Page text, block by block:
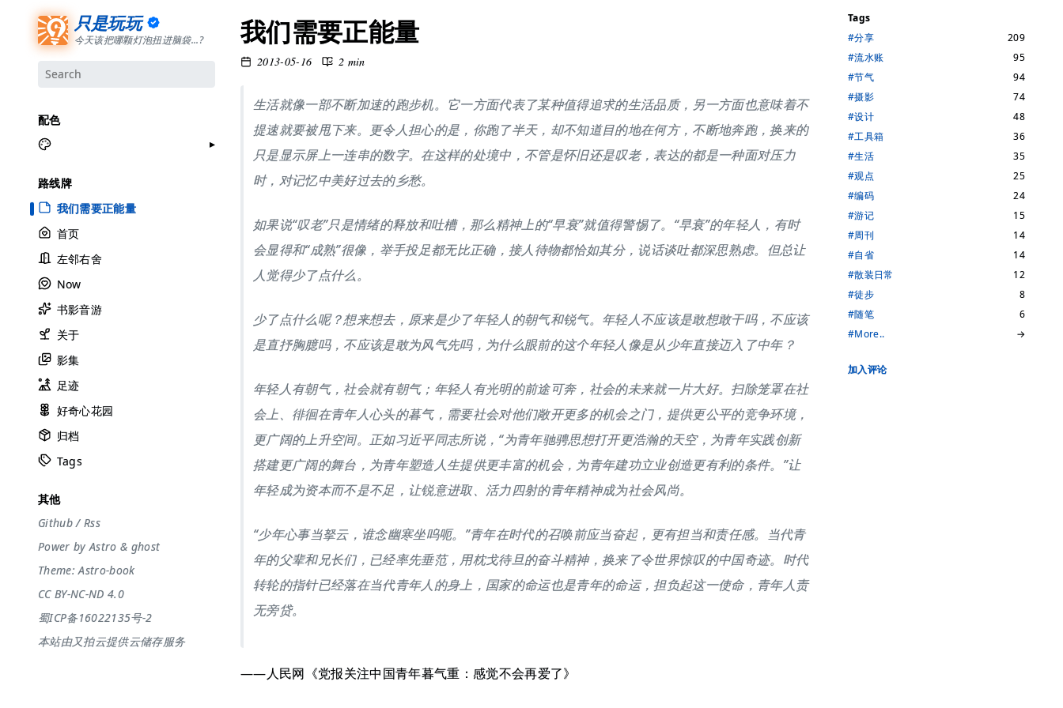
只是玩玩
今天该把哪颗灯泡扭进脑袋...?
配色
极夜黑
雅余黄
昱行粉
她的蓝
莫比乌斯
香草绿
自适应
路线牌
我们需要正能量
首页
左邻右舍
Now
书影音游
关于
影集
足迹
好奇心花园
归档
Tags
其他
Github/ Rss
Power byAstro & ghost
Theme:Astro-book
CC BY-NC-ND 4.0
蜀ICP备16022135号-2
本站由又拍云提供云储存服务
我们需要正能量
2013-05-16 2 min
生活就像一部不断加速的跑步机。它一方面代表了某种值得追求的生活品质，另一方面也意味着不
提速就要被甩下来。更令人担心的是，你跑了半天，却不知道目的地在何方，不断地奔跑，换来的
只是显示屏上一连串的数字。在这样的处境中，不管是怀旧还是叹老，表达的都是一种面对压力
时，对记忆中美好过去的乡愁。
如果说“叹老”只是情绪的释放和吐槽，那么精神上的“早衰”就值得警惕了。“早衰”的年轻人，有时
会显得和“成熟”很像，举手投足都无比正确，接人待物都恰如其分，说话谈吐都深思熟虑。但总让
人觉得少了点什么。
少了点什么呢？想来想去，原来是少了年轻人的朝气和锐气。年轻人不应该是敢想敢干吗，不应该
是直抒胸臆吗，不应该是敢为风气先吗，为什么眼前的这个年轻人像是从少年直接迈入了中年？
年轻人有朝气，社会就有朝气；年轻人有光明的前途可奔，社会的未来就一片大好。扫除笼罩在社
会上、徘徊在青年人心头的暮气，需要社会对他们敞开更多的机会之门，提供更公平的竞争环境，
更广阔的上升空间。正如习近平同志所说，“为青年驰骋思想打开更浩瀚的天空，为青年实践创新
搭建更广阔的舞台，为青年塑造人生提供更丰富的机会，为青年建功立业创造更有利的条件。”让
年轻成为资本而不是不足，让锐意进取、活力四射的青年精神成为社会风尚。
“少年心事当拏云，谁念幽寒坐呜呃。”青年在时代的召唤前应当奋起，更有担当和责任感。当代青
年的父辈和兄长们，已经率先垂范，用枕戈待旦的奋斗精神，换来了令世界惊叹的中国奇迹。时代
转轮的指针已经落在当代青年人的身上，国家的命运也是青年的命运，担负起这一使命，青年人责
无旁贷。
——人民网《党报关注中国青年暮气重：感觉不会再爱了》
Tags
#分享
209
#流水账
95
#节气
94
#摄影
74
#设计
48
#工具箱
36
#生活
35
#观点
25
#编码
24
#游记
15
#周刊
14
#自省
14
#散装日常
12
#徒步
8
#随笔
6
#More..
→
加入评论